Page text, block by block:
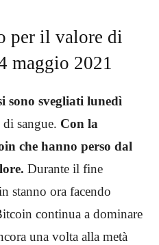
per il valore di
maggio 2021
sono svegliati lunedì
sangue. Con la
che hanno perso dal
Durante il fine
stanno ora facendo
continua a dominare
una volta alla metà